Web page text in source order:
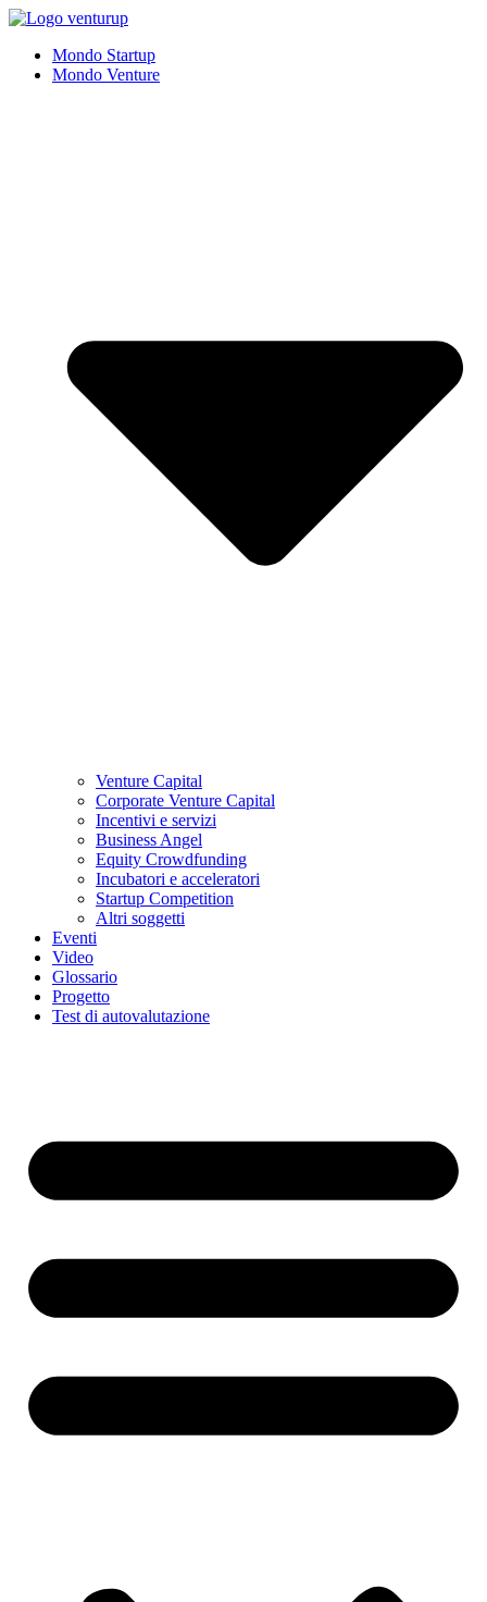
Vai
contenutoMondo Startup
Mondo Venture
Venture Capital
Corporate Venture Capital
Incentivi e servizi
Business Angel
Equity Crowdfunding
Incubatori e acceleratori
Startup Competition
Altri soggetti
Eventi
Video
Glossario
Progetto
Test di autovalutazione